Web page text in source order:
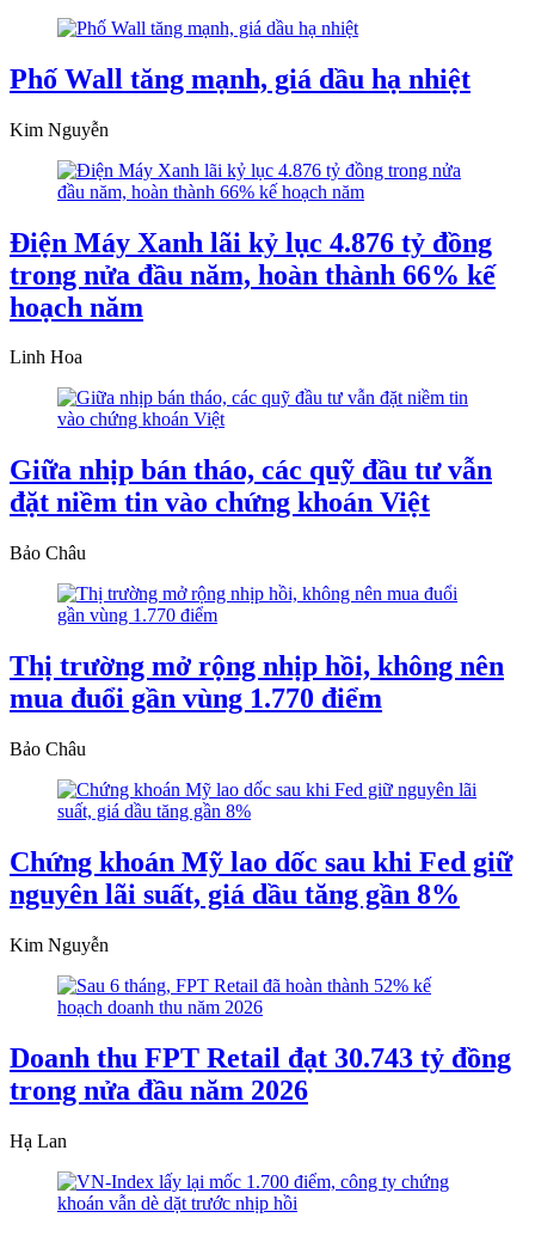
Phố Wall tăng mạnh, giá dầu hạ nhiệt
Kim Nguyễn
Điện Máy Xanh lãi kỷ lục 4.876 tỷ đồng
trong nửa đầu năm, hoàn thành 66% kế
hoạch năm
Linh Hoa
Giữa nhịp bán tháo, các quỹ đầu tư vẫn
đặt niềm tin vào chứng khoán Việt
Bảo Châu
Thị trường mở rộng nhịp hồi, không nên
mua đuổi gần vùng 1.770 điểm
Bảo Châu
Chứng khoán Mỹ lao dốc sau khi Fed giữ
nguyên lãi suất, giá dầu tăng gần 8%
Kim Nguyễn
Doanh thu FPT Retail đạt 30.743 tỷ đồng
trong nửa đầu năm 2026
Hạ Lan